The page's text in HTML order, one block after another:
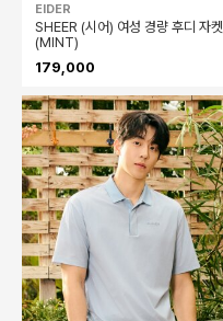
EIDER
SHEER (시어) 여성 경량 후디 자켓
(MINT)
179,000